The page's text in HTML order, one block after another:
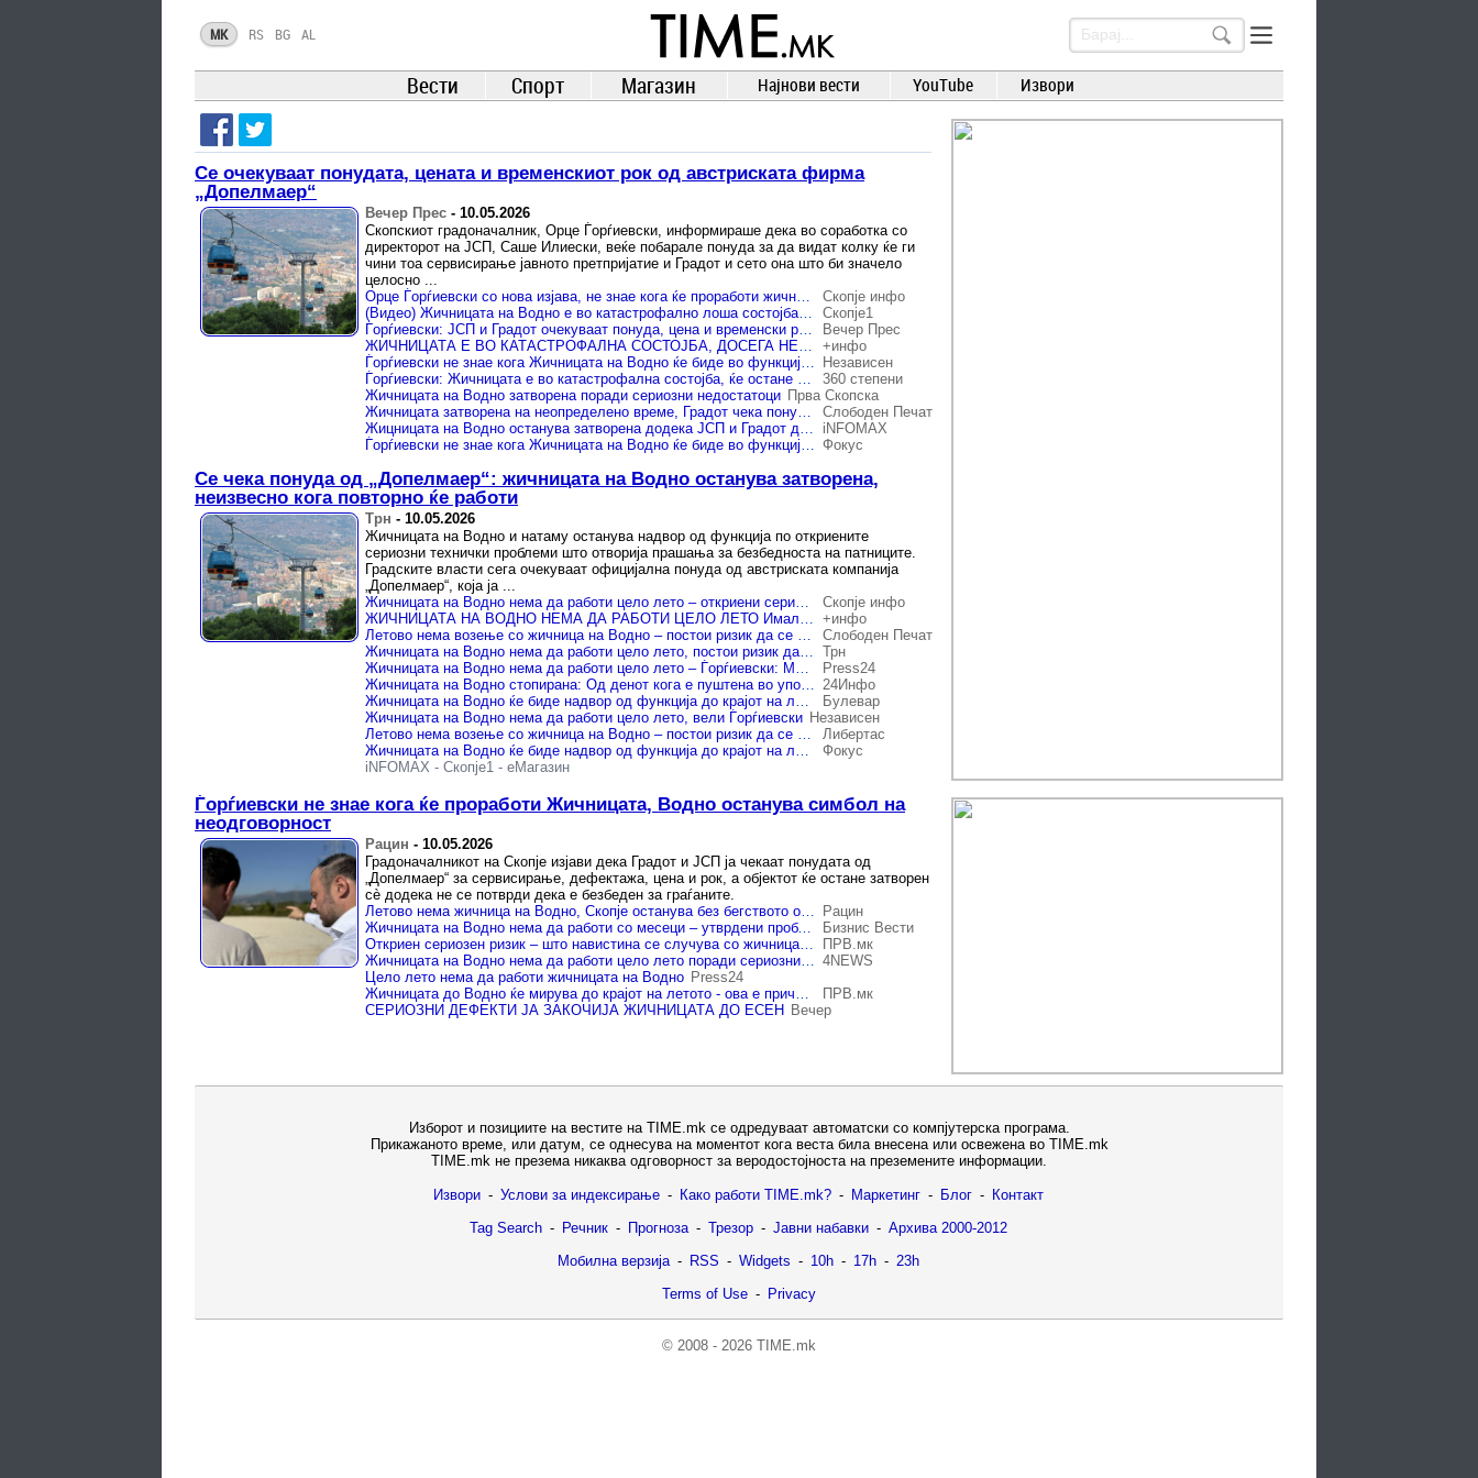
TIME.mk
ВЕСТИ
NEWS
MK RS BG AL
Вести Спорт Магазин Најнови вести YouTube Извори
Се очекуваат понудата, цената и временскиот рок од австриската фирма
„Допелмаер“
Вечер Прес - 10.05.2026
Скопскиот градоначалник, Орце Ѓорѓиевски, информираше дека во соработка со
директорот на ЈСП, Саше Илиески, веќе побарале понуда за да видат колку ќе ги
чини тоа сервисирање јавното претпријатие и Градот и сето она што би значело
целосно ...
Орце Ѓорѓиевски со нова изјава, не знае кога ќе проработи жичницата на Водно
Скопје инфо
(Видео) Жичницата на Водно е во катастрофално лоша состојба, ќе остане затворена додека не се сервисира, за да не се случи ново Кочани, вели Ѓорѓиевски
Скопје1
Ѓорѓиевски: ЈСП и Градот очекуваат понуда, цена и временски рок за поправка на Жичницата на Водно – останува затворена додека не се обезбедат услови за безбедно користење
Вечер Прес
ЖИЧНИЦАТА Е ВО КАТАСТРОФАЛНА СОСТОЈБА, ДОСЕГА НЕ БИЛА СЕРВИСИРАНА Ѓорѓиевски очекува понуда, цена и временски рок за поправката
+инфо
Ѓорѓиевски не знае кога Жичницата на Водно ќе биде во функција, чека понуда за сервисирање
Независен
Ѓорѓиевски: Жичницата е во катастрофална состојба, ќе остане затворена додека целосно не се сервисира
360 степени
Жичницата на Водно затворена поради сериозни недостатоци Прва Скопска
Жичницата затворена на неопределено време, Градот чека понуда за нејзино сервисирање
Слободен Печат
Жицницата на Водно останува затворена додека ЈСП и Градот да добијат понуда, цена и временски рок за поправка
iNFOMAX
Ѓорѓиевски не знае кога Жичницата на Водно ќе биде во функција, чека понуда за сервисирање Фокус
Се чека понуда од „Допелмаер“: жичницата на Водно останува затворена,
неизвесно кога повторно ќе работи
Трн - 10.05.2026
Жичницата на Водно и натаму останува надвор од функција по откриените
сериозни технички проблеми што отворија прашања за безбедноста на патниците.
Градските власти сега очекуваат официјална понуда од австриската компанија
„Допелмаер“, која ја ...
Жичницата на Водно нема да работи цело лето – откриени сериозни дефекти и ризик од паѓање на гондола
Скопје инфо
ЖИЧНИЦАТА НА ВОДНО НЕМА ДА РАБОТИ ЦЕЛО ЛЕТО Имало опасност да се откачи гондола +инфо
Летово нема возење со жичница на Водно – постои ризик да се откачи гондола
Слободен Печат
Жичницата на Водно нема да работи цело лето, постои ризик да се откачи гондола Трн
Жичницата на Водно нема да работи цело лето – Ѓорѓиевски: Можело да се случи да се откачи гондола
Press24
Жичницата на Водно стопирана: Од денот кога е пуштена во употреба, жичницата не била сервисирана 24Инфо
Жичницата на Водно ќе биде надвор од функција до крајот на летото
Булевар
Жичницата на Водно нема да работи цело лето, вели Ѓорѓиевски Независен
Летово нема возење со жичница на Водно – постои ризик да се откачи гондола
Либертас
Жичницата на Водно ќе биде надвор од функција до крајот на летото
Фокус
iNFOMAX - Скопје1 - еМагазин
Ѓорѓиевски не знае кога ќе проработи Жичницата, Водно останува симбол на
неодговорност
Рацин - 10.05.2026
Градоначалникот на Скопје изјави дека Градот и ЈСП ја чекаат понудата од
„Допелмаер“ за сервисирање, дефектажа, цена и рок, а објектот ќе остане затворен
сè додека не се потврди дека е безбеден за граѓаните.
Летово нема жичница на Водно, Скопје останува без бегството од градот
Рацин
Жичницата на Водно нема да работи со месеци – утврдени проблеми при техничките контроли
Бизнис Вести
Откриен сериозен ризик – што навистина се случува со жичницата на Водно?
ПРВ.мк
Жичницата на Водно нема да работи цело лето поради сериозни безбедносни ризици 4NEWS
Цело лето нема да работи жичницата на Водно Press24
Жичницата до Водно ќе мирува до крајот на летото - ова е причината!
ПРВ.мк
СЕРИОЗНИ ДЕФЕКТИ ЈА ЗАКОЧИЈА ЖИЧНИЦАТА ДО ЕСЕН Вечер
Изборот и позициите на вестите на TIME.mk се одредуваат автоматски со компјутерска програма.
Прикажаното време, или датум, се однесува на моментот кога веста била внесена или освежена во TIME.mk
TIME.mk не презема никаква одговорност за веродостојноста на преземените информации.
Извори - Услови за индексирање - Како работи TIME.mk? - Маркетинг - Блог - Контакт
Tag Search - Речник - Прогноза - Трезор - Јавни набавки - Архива 2000-2012
Мобилна верзија - RSS - Widgets - 10h - 17h - 23h
Terms of Use - Privacy
© 2008 - 2026 TIME.mk